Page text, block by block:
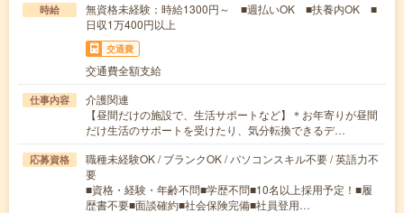
時給
無資格未経験：時給1300円～ ■週払いOK ■扶養内OK ■
日収1万400円以上
交通費
交通費全額支給
仕事内容
介護関連
【昼間だけの施設で、生活サポートなど】＊お年寄りが昼間
だけ生活のサポートを受けたり、気分転換できるデ…
応募資格
職種未経験OK / ブランクOK / パソコンスキル不要 / 英語力不
要
■資格・経験・年齢不問■学歴不問■10名以上採用予定！■履
歴書不要■面談確約■社会保険完備■社員登用…